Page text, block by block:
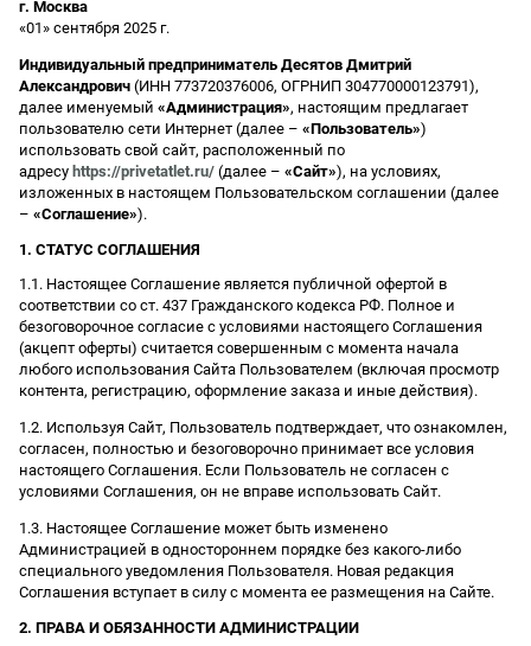
г. Москва
«01» сентября 2025 г.
Индивидуальный предприниматель Десятов Дмитрий
Александрович (ИНН 773720376006, ОГРНИП 304770000123791),
далее именуемый «Администрация», настоящим предлагает
пользователю сети Интернет (далее – «Пользователь»)
использовать свой сайт, расположенный по
адресу https://privetatlet.ru/ (далее – «Сайт»), на условиях,
изложенных в настоящем Пользовательском соглашении (далее
– «Соглашение»).
1. СТАТУС СОГЛАШЕНИЯ
1.1. Настоящее Соглашение является публичной офертой в
соответствии со ст. 437 Гражданского кодекса РФ. Полное и
безоговорочное согласие с условиями настоящего Соглашения
(акцепт оферты) считается совершенным с момента начала
любого использования Сайта Пользователем (включая просмотр
контента, регистрацию, оформление заказа и иные действия).
1.2. Используя Сайт, Пользователь подтверждает, что ознакомлен,
согласен, полностью и безоговорочно принимает все условия
настоящего Соглашения. Если Пользователь не согласен с
условиями Соглашения, он не вправе использовать Сайт.
1.3. Настоящее Соглашение может быть изменено
Администрацией в одностороннем порядке без какого-либо
специального уведомления Пользователя. Новая редакция
Соглашения вступает в силу с момента ее размещения на Сайте.
2. ПРАВА И ОБЯЗАННОСТИ АДМИНИСТРАЦИИ